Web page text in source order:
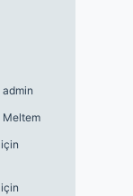
admin
Meltem
için
için